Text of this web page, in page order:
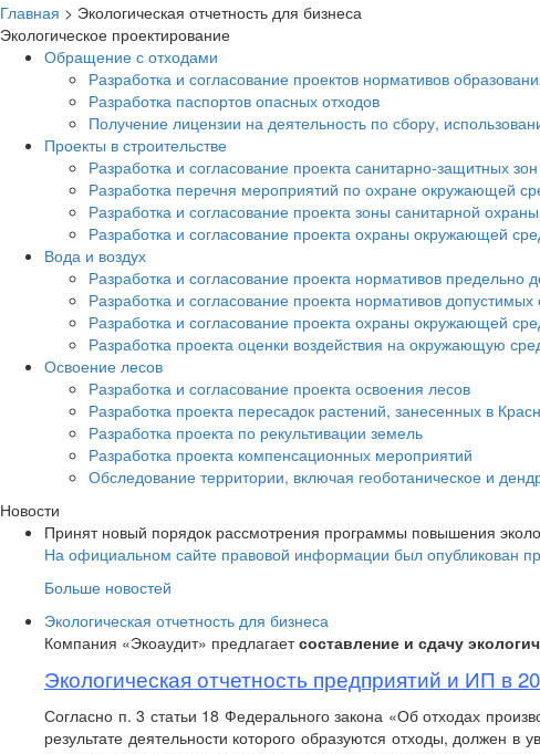
Главная > Экологическая отчетность для бизнеса
Экологическое проектирование
Обращение с отходами
Разработка и согласование проектов нормативов
Разработка паспортов опасных отходов
Получение лицензии на деятельность по сбору,
Проекты в строительстве
Разработка и согласование проекта санитарно-защитных
Разработка перечня мероприятий по охране окружающей
Разработка и согласование проекта зоны санитарной
Разработка и согласование проекта охраны окружающей
Вода и воздух
Разработка и согласование проекта нормативов
Разработка и согласование проекта нормативов
Разработка и согласование проекта охраны окружающей
Разработка проекта оценки воздействия на окружающую
Освоение лесов
Разработка и согласование проекта освоения лесов
Разработка проекта пересадок растений, занесенных в
Разработка проекта по рекультивации земель
Разработка проекта компенсационных мероприятий
Обследование территории, включая геоботаническое и
Новости
Принят новый порядок рассмотрения программы повышения
На официальном сайте правовой информации был опубликован
Больше новостей
Экологическая отчетность для бизнеса
Компания «Экоаудит» предлагаетсоставление и сдачу
Экологическая отчетность предприятий и ИП в
Согласно п. 3 статьи 18 Федерального закона «Об отходах
результате деятельности которого образуются отходы, должен